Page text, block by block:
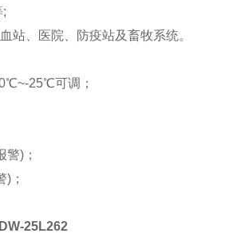
、医院、防疫站及畜牧系统。
25℃可调；
)；
)；
25L262